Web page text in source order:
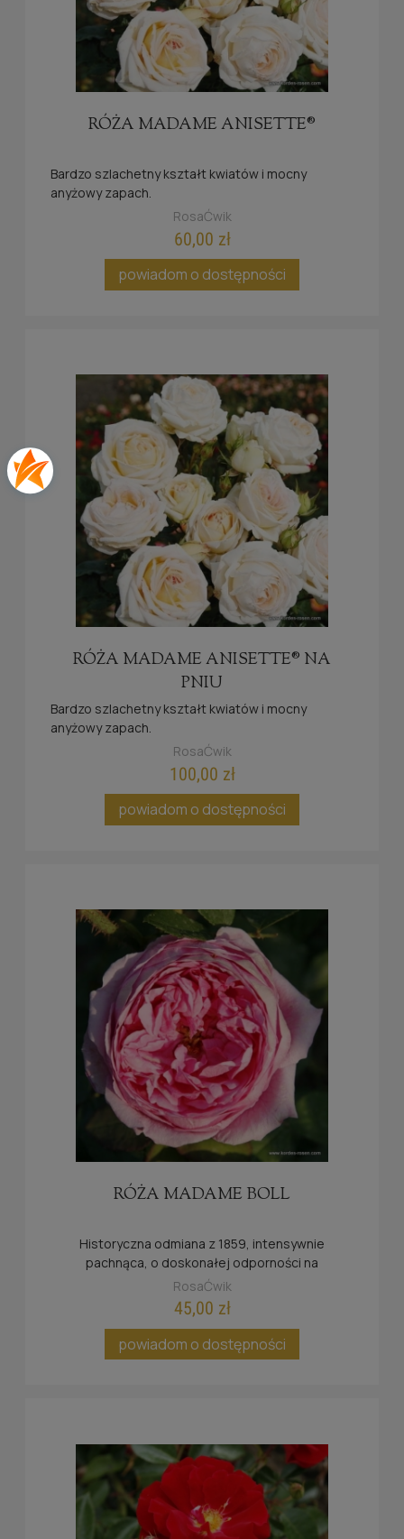
RÓŻA MADAME ANISETTE®
Bardzo szlachetny kształt kwiatów i mocny
anyżowy zapach.
RosaĆwik
60,00 zł
powiadom o dostępności
RÓŻA MADAME ANISETTE® NA
PNIU
Bardzo szlachetny kształt kwiatów i mocny
anyżowy zapach.
RosaĆwik
100,00 zł
powiadom o dostępności
RÓŻA MADAME BOLL
Historyczna odmiana z 1859, intensywnie
pachnąca, o doskonałej odporności na
przemarzanie.
RosaĆwik
45,00 zł
powiadom o dostępności